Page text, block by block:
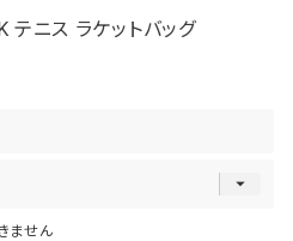
ニス ラケットバッグ
ません